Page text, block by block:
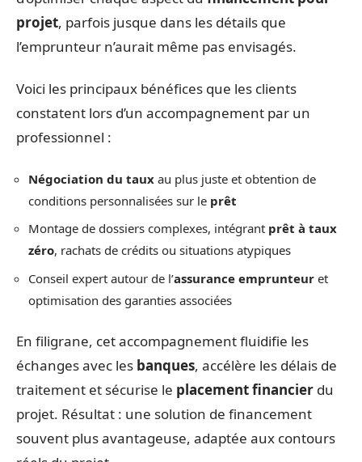
projet, parfois jusque dans les détails que
l’emprunteur n’aurait même pas envisagés.
Voici les principaux bénéfices que les clients
constatent lors d’un accompagnement par un
professionnel :
Négociation du taux au plus juste et obtention de
conditions personnalisées sur le prêt
Montage de dossiers complexes, intégrant prêt à taux
zéro, rachats de crédits ou situations atypiques
Conseil expert autour de l’assurance emprunteur et
optimisation des garanties associées
En filigrane, cet accompagnement fluidifie les
échanges avec les banques, accélère les délais de
traitement et sécurise le placement financier du
projet. Résultat : une solution de financement
souvent plus avantageuse, adaptée aux contours